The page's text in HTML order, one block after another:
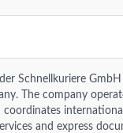
Schnellkuriere
The company
coordinates
and express